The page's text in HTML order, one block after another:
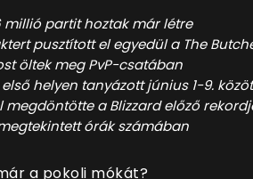
millió partit hoztak már létre
pusztított el egyedül a The
öltek meg PvP-csatában
helyen tanyázott június 1-9.
megdöntötte a Blizzard előző
órák számában
a pokoli mókát?